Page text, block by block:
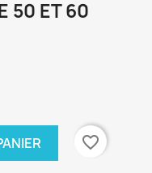
50 ET 60
favorite_border